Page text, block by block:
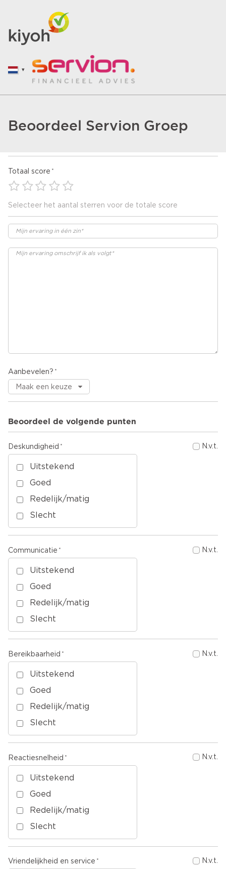
Beoordeel Servion Groep
Totaal score
Selecteer het aantal sterren voor de totale score
Aanbevelen?
Beoordeel de volgende punten
Deskundigheid
Uitstekend
Goed
Redelijk/matig
Slecht
N.v.t.
Communicatie
Uitstekend
Goed
Redelijk/matig
Slecht
N.v.t.
Bereikbaarheid
Uitstekend
Goed
Redelijk/matig
Slecht
N.v.t.
Reactiesnelheid
Uitstekend
Goed
Redelijk/matig
Slecht
N.v.t.
Vriendelijkheid en service N.v.t.